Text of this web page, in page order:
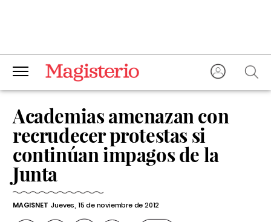
Academias amenazan con
recrudecer protestas si
continúan impagos de la
Junta
MAGISNET Jueves, 15 de noviembre de 2012